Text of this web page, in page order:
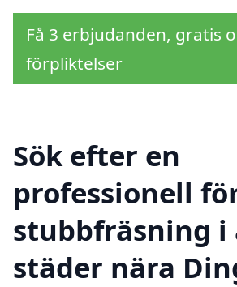
Få 3 erbjudanden, gratis
förpliktelser
Sök efter en
professionell
stubbfräsning i
städer nära